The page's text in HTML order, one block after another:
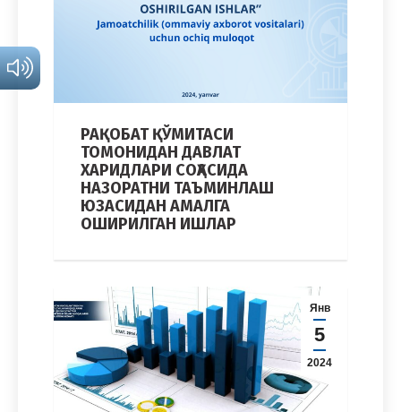
РАҚОБАТ ҚЎМИТАСИ
ТОМОНИДАН ДАВЛАТ
ХАРИДЛАРИ СОҲАСИДА
НАЗОРАТНИ ТАЪМИНЛАШ
ЮЗАСИДАН АМАЛГА
ОШИРИЛГАН ИШЛАР
Янв
5
2024